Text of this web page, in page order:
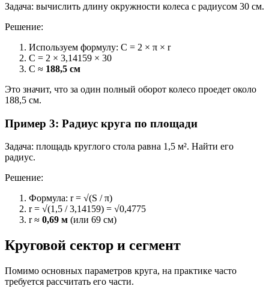
Задача: вычислить длину окружности колеса с радиусом 30 см.
Решение:
Используем формулу: C = 2 × π × r
C = 2 × 3,14159 × 30
C ≈ 188,5 см
Это значит, что за один полный оборот колесо проедет около
188,5 см.
Пример 3: Радиус круга по площади
Задача: площадь круглого стола равна 1,5 м². Найти его
радиус.
Решение:
Формула: r = √(S / π)
r = √(1,5 / 3,14159) = √0,4775
r ≈ 0,69 м (или 69 см)
Круговой сектор и сегмент
Помимо основных параметров круга, на практике часто
требуется рассчитать его части.